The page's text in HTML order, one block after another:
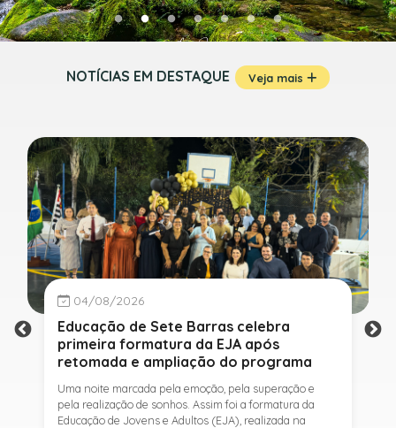
NOTÍCIAS EM DESTAQUE Veja mais
04/08/2026
Educação de Sete Barras celebra
primeira formatura da EJA após
retomada e ampliação do programa
Uma noite marcada pela emoção, pela superação e
pela realização de sonhos. Assim foi a formatura da
Educação de Jovens e Adultos (EJA), realizada na